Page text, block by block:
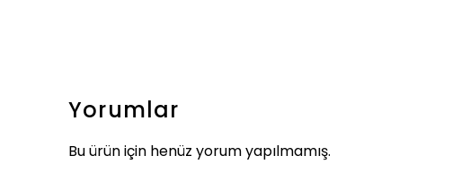
Yorumlar
Bu ürün için henüz yorum yapılmamış.